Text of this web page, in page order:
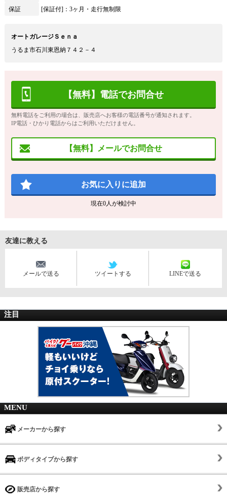
保証
[保証付]：3ヶ月・走行無制限
オートガレージＳｅｎａ
うるま市石川東恩納７４２－４
【無料】電話でお問合せ
無料電話をご利用の場合は、販売店へお客様の電話番号が通知されます。
IP電話・ひかり電話からはご利用いただけません。
【無料】メールでお問合せ
お気に入りに追加
現在0人が検討中
友達に教える
メールで送る ツイートする LINEで送る
注目
MENU
メーカーから探す
ボディタイプから探す
販売店から探す